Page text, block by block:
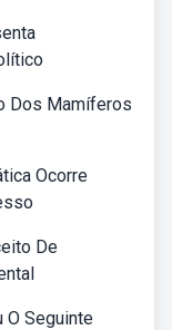
Dos Mamíferos
Ocorre
De
O Seguinte